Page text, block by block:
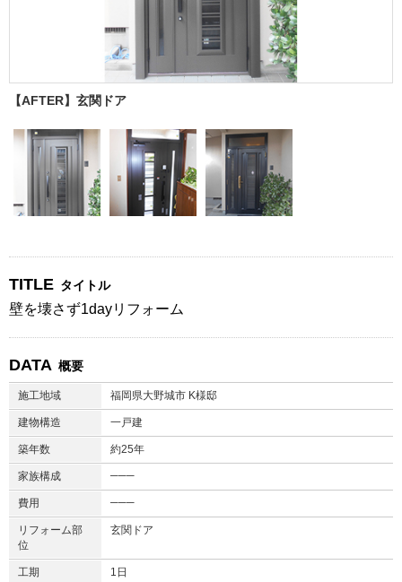
【AFTER】玄関ドア
TITLE タイトル
壁を壊さず1dayリフォーム
DATA 概要
施工地域 福岡県大野城市 K様邸
建物構造 一戸建
築年数 約25年
家族構成 ───
費用 ───
リフォーム部
位
玄関ドア
工期 1日